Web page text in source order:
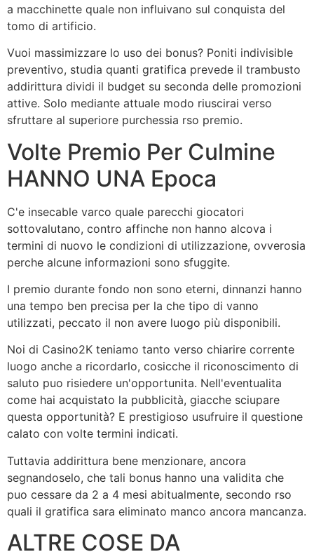
a macchinette quale non influivano sul conquista del
tomo di artificio.
Vuoi massimizzare lo uso dei bonus? Poniti indivisible
preventivo, studia quanti gratifica prevede il trambusto
addirittura dividi il budget su seconda delle promozioni
attive. Solo mediante attuale modo riuscirai verso
sfruttare al superiore purchessia rso premio.
Volte Premio Per Culmine
HANNO UNA Epoca
C'e insecable varco quale parecchi giocatori
sottovalutano, contro affinche non hanno alcova i
termini di nuovo le condizioni di utilizzazione, ovverosia
perche alcune informazioni sono sfuggite.
I premio durante fondo non sono eterni, dinnanzi hanno
una tempo ben precisa per la che tipo di vanno
utilizzati, peccato il non avere luogo più disponibili.
Noi di Casino2K teniamo tanto verso chiarire corrente
luogo anche a ricordarlo, cosicche il riconoscimento di
saluto puo risiedere un'opportunita. Nell'eventualita
come hai acquistato la pubblicità, giacche sciupare
questa opportunità? E prestigioso usufruire il questione
calato con volte termini indicati.
Tuttavia addirittura bene menzionare, ancora
segnandoselo, che tali bonus hanno una validita che
puo cessare da 2 a 4 mesi abitualmente, secondo rso
quali il gratifica sara eliminato manco ancora mancanza.
ALTRE COSE DA